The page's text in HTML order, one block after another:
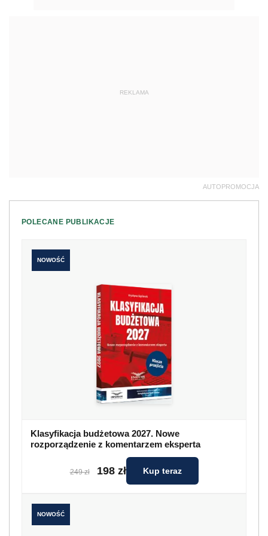
REKLAMA
AUTOPROMOCJA
POLECANE PUBLIKACJE
NOWOŚĆ
Klasyfikacja budżetowa 2027. Nowe
rozporządzenie z komentarzem eksperta
249 zł 198 zł Kup teraz
NOWOŚĆ